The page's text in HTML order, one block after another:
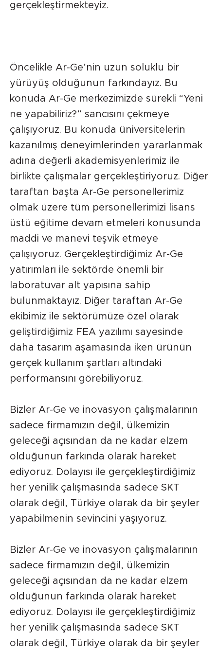
gerçekleştirmekteyiz.
Öncelikle Ar-Ge’nin uzun soluklu bir
yürüyüş olduğunun farkındayız. Bu
konuda Ar-Ge merkezimizde sürekli “Yeni
ne yapabiliriz?” sancısını çekmeye
çalışıyoruz. Bu konuda üniversitelerin
kazanılmış deneyimlerinden yararlanmak
adına değerli akademisyenlerimiz ile
birlikte çalışmalar gerçekleştiriyoruz. Diğer
taraftan başta Ar-Ge personellerimiz
olmak üzere tüm personellerimizi lisans
üstü eğitime devam etmeleri konusunda
maddi ve manevi teşvik etmeye
çalışıyoruz. Gerçekleştirdiğimiz Ar-Ge
yatırımları ile sektörde önemli bir
laboratuvar alt yapısına sahip
bulunmaktayız. Diğer taraftan Ar-Ge
ekibimiz ile sektörümüze özel olarak
geliştirdiğimiz FEA yazılımı sayesinde
daha tasarım aşamasında iken ürünün
gerçek kullanım şartları altındaki
performansını görebiliyoruz.
Bizler Ar-Ge ve inovasyon çalışmalarının
sadece firmamızın değil, ülkemizin
geleceği açısından da ne kadar elzem
olduğunun farkında olarak hareket
ediyoruz. Dolayısı ile gerçekleştirdiğimiz
her yenilik çalışmasında sadece SKT
olarak değil, Türkiye olarak da bir şeyler
yapabilmenin sevincini yaşıyoruz.
Bizler Ar-Ge ve inovasyon çalışmalarının
sadece firmamızın değil, ülkemizin
geleceği açısından da ne kadar elzem
olduğunun farkında olarak hareket
ediyoruz. Dolayısı ile gerçekleştirdiğimiz
her yenilik çalışmasında sadece SKT
olarak değil, Türkiye olarak da bir şeyler